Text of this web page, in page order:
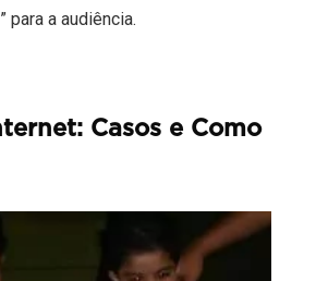
para a audiência.
Casos e Como